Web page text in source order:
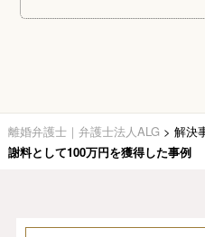
離婚弁護士｜弁護士法人ALG > 解決
謝料として100万円を獲得した事例